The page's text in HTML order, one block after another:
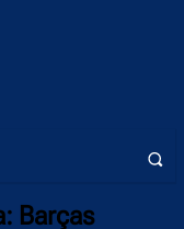
Barças